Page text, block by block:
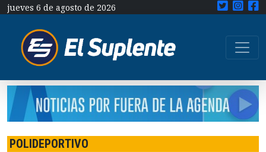
jueves 6 de agosto de 2026
POLIDEPORTIVO